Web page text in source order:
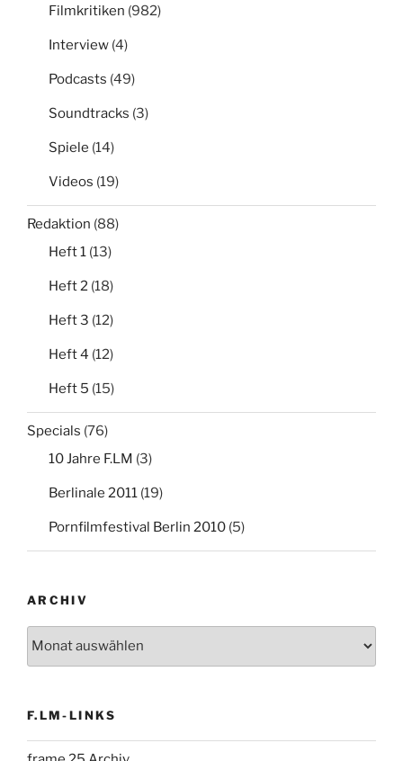
Filmkritiken (982)
Interview (4)
Podcasts (49)
Soundtracks (3)
Spiele (14)
Videos (19)
Redaktion (88)
Heft 1 (13)
Heft 2 (18)
Heft 3 (12)
Heft 4 (12)
Heft 5 (15)
Specials (76)
10 Jahre F.LM (3)
Berlinale 2011 (19)
Pornfilmfestival Berlin 2010 (5)
ARCHIV
F.LM-LINKS